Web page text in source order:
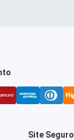
Site Seguro